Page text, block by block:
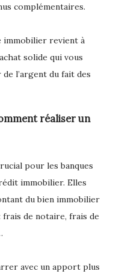
complémentaires.
immobilier revient à
solide qui vous
l’argent du fait des
réaliser un
pour les banques
immobilier. Elles
du bien immobilier
frais de notaire, frais de
avec un apport plus